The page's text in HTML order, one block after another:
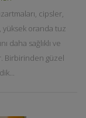
cipsler,
yüksek oranda tuz
daha sağlıklı ve
Birbirinden güzel